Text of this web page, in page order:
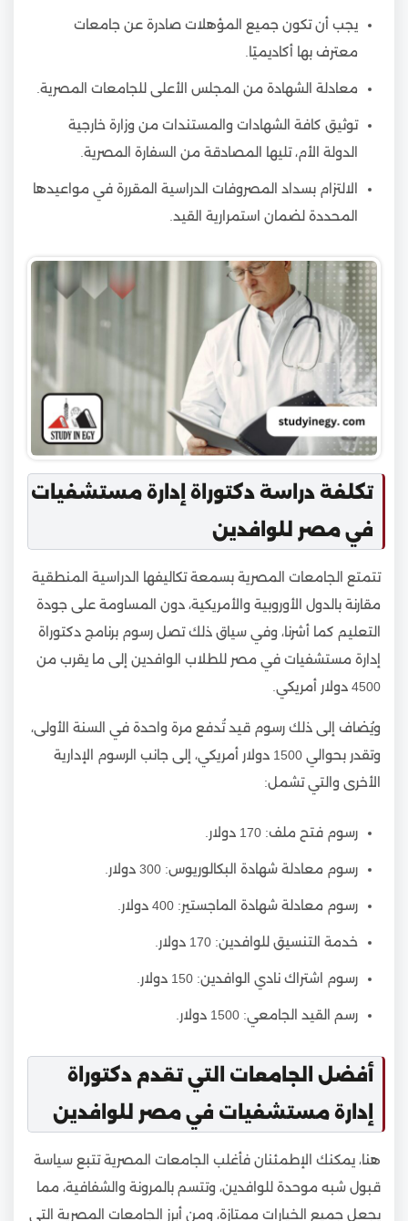
يجب أن تكون جميع المؤهلات صادرة عن جامعات
معترف بها أكاديميًا.
معادلة الشهادة من المجلس الأعلى للجامعات المصرية.
توثيق كافة الشهادات والمستندات من وزارة خارجية
الدولة الأم، تليها المصادقة من السفارة المصرية.
الالتزام بسداد المصروفات الدراسية المقررة في مواعيدها
المحددة لضمان استمرارية القيد.
تكلفة دراسة دكتوراة إدارة مستشفيات
في مصر للوافدين
تتمتع الجامعات المصرية بسمعة تكاليفها الدراسية المنطقية
مقارنة بالدول الأوروبية والأمريكية، دون المساومة على جودة
التعليم كما أشرنا، وفي سياق ذلك تصل رسوم برنامج دكتوراة
إدارة مستشفيات في مصر للطلاب الوافدين إلى ما يقرب من
4500 دولار أمريكي.
ويُضاف إلى ذلك رسوم قيد تُدفع مرة واحدة في السنة الأولى،
وتقدر بحوالي 1500 دولار أمريكي، إلى جانب الرسوم الإدارية
الأخرى والتي تشمل:
رسوم فتح ملف: 170 دولار.
رسوم معادلة شهادة البكالوريوس: 300 دولار.
رسوم معادلة شهادة الماجستير: 400 دولار.
خدمة التنسيق للوافدين: 170 دولار.
رسوم اشتراك نادي الوافدين: 150 دولار.
رسم القيد الجامعي: 1500 دولار.
أفضل الجامعات التي تقدم دكتوراة
إدارة مستشفيات في مصر للوافدين
هنا، يمكنك الإطمئنان فأغلب الجامعات المصرية تتبع سياسة
قبول شبه موحدة للوافدين، وتتسم بالمرونة والشفافية، مما
يجعل جميع الخيارات ممتازة، ومن أبرز الجامعات المصرية التي